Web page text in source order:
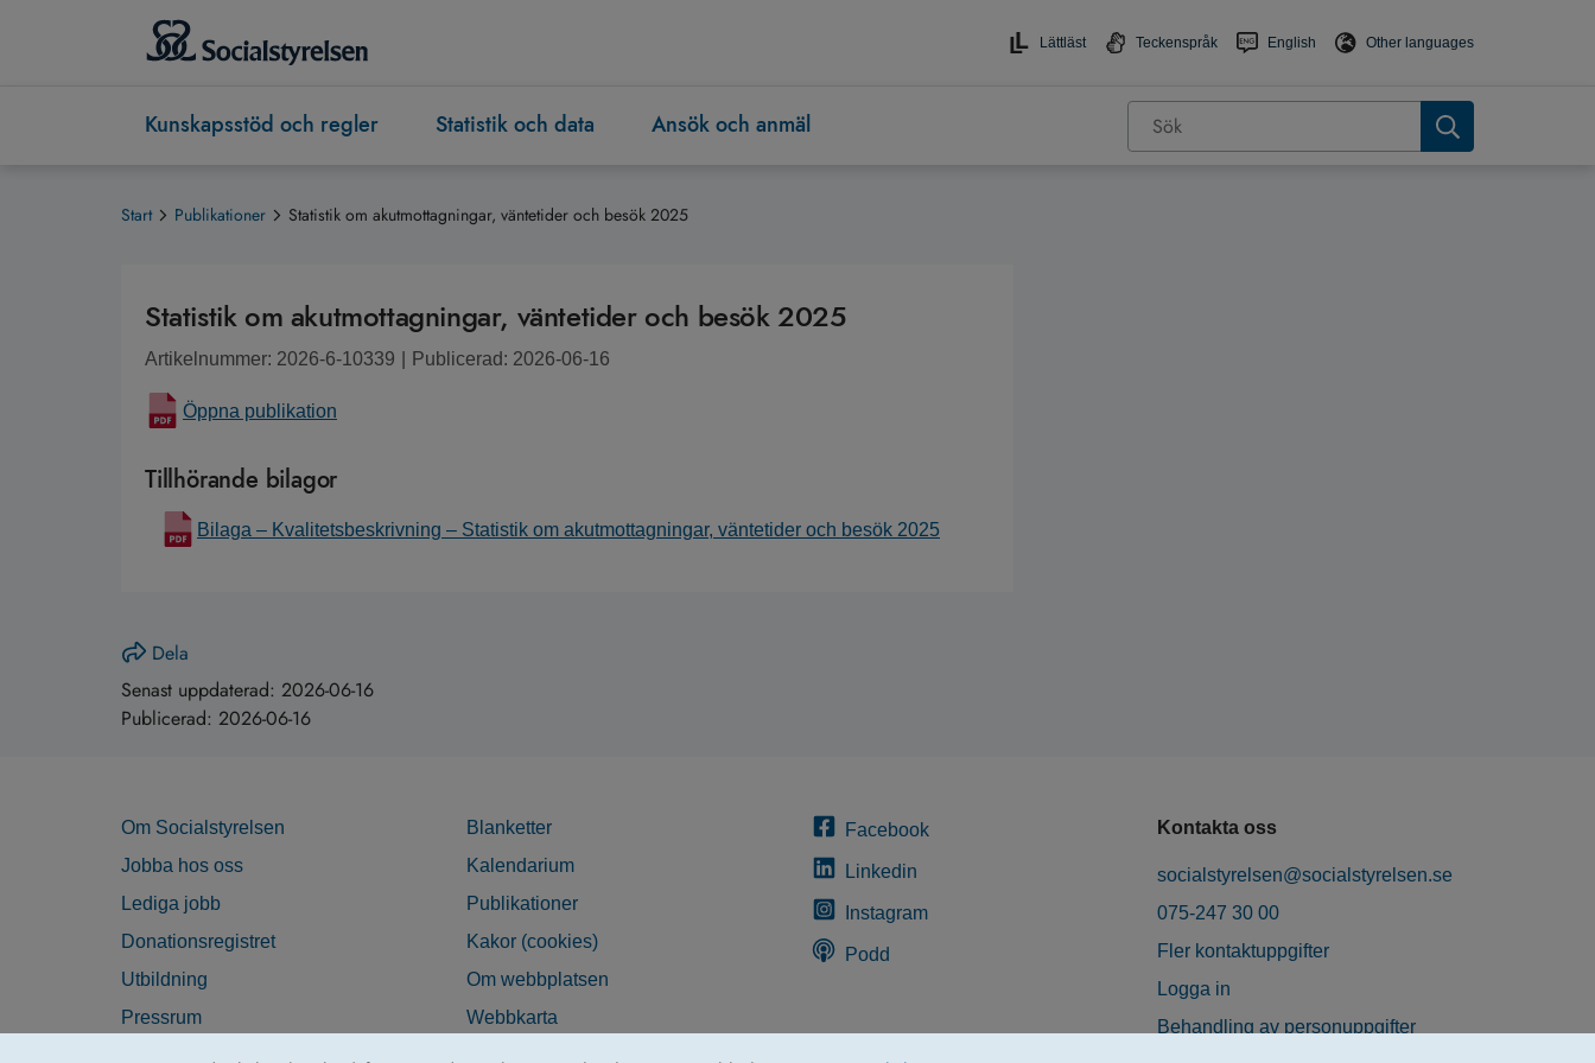
Lättläst Teckenspråk English Other languages
Kunskapsstöd och regler Statistik och data Ansök och anmäl
Start Publikationer Statistik om akutmottagningar, väntetider och besök 2025
Statistik om akutmottagningar, väntetider och besök 2025
Artikelnummer: 2026-6-10339 Publicerad: 2026-06-16
Öppna publikation
Tillhörande bilagor
Bilaga – Kvalitetsbeskrivning – Statistik om akutmottagningar, väntetider och besök 2025
Dela
Senast uppdaterad: 2026-06-16
Publicerad: 2026-06-16
Om Socialstyrelsen
Jobba hos oss
Lediga jobb
Donationsregistret
Utbildning
Pressrum
Blanketter
Kalendarium
Publikationer
Kakor (cookies)
Om webbplatsen
Webbkarta
Facebook
Linkedin
Instagram
Podd
Kontakta oss
socialstyrelsen@socialstyrelsen.se
075-247 30 00
Fler kontaktuppgifter
Logga in
Behandling av personuppgifter